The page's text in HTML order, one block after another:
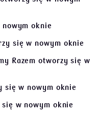
oknie
się w nowym oknie
Razemotworzy się w
się w nowym oknie
w nowym oknie